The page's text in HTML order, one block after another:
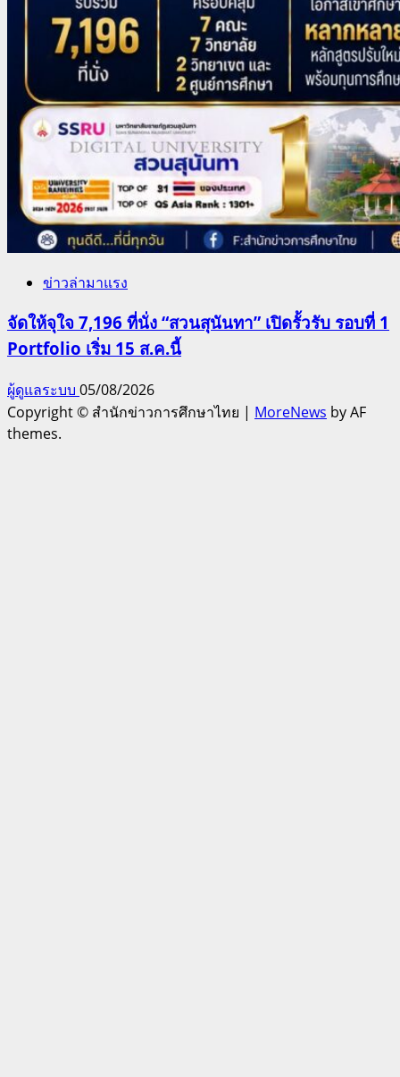
ข่าวล่ามาแรง
จัดให้จุใจ 7,196 ที่นั่ง “สวนสุนันทา” เปิดรั้วรับ รอบที่ 1
Portfolio เริ่ม 15 ส.ค.นี้
ผู้ดูแลระบบ 05/08/2026
Copyright © สำนักข่าวการศึกษาไทย | MoreNews by AF
themes.